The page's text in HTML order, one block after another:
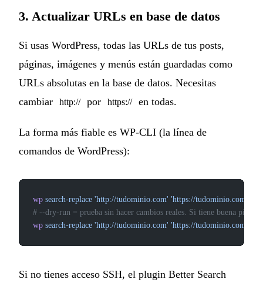
3. Actualizar URLs en base de datos
Si usas WordPress, todas las URLs de tus posts,
páginas, imágenes y menús están guardadas como
URLs absolutas en la base de datos. Necesitas
cambiar
http:// por https:// en todas.
La forma más fiable es WP-CLI (la línea de
comandos de WordPress):
wp search-replace 'http://tudominio.com' 'https://tudominio.com'
# --dry-run = prueba sin hacer cambios reales. Si tiene buena pinta:
wp search-replace 'http://tudominio.com' 'https://tudominio.com'
Si no tienes acceso SSH, el plugin Better Search